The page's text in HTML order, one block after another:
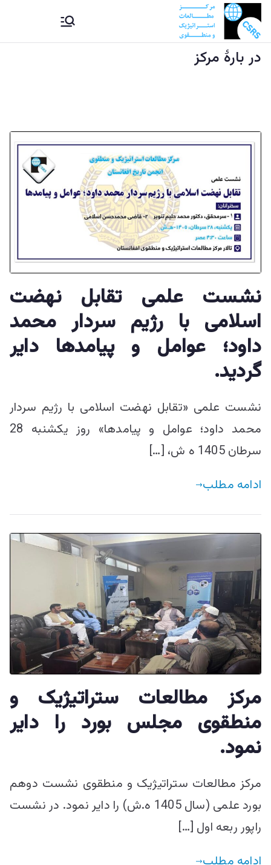
to
content
CSRS |
استراتیژيک
و منطقوی |
د
ستراتېژیکو
او سیمه
ییزو څېړنو
مرکز
مرکز مطالعات استراتیژيک و
منطقوی دستراتېژیکو او
در بارۀ مرکز
نشست علمی تقابل نهضت
اسلامی با رژیم سردار محمد
داود؛ عوامل و پیامدها دایر
گردید.
نشست علمی «تقابل نهضت اسلامی با رژیم سردار
محمد داود؛ عوامل و پیامدها» روز يکشنبه 28
سرطان 1405 ه ش، […]
ادامه مطلب
مرکز مطالعات ستراتیژیک و
منطقوی مجلس بورد را دایر
نمود.
مرکز مطالعات ستراتیژیک و منطقوی نشست دوهم
بورد علمی (سال 1405 ه.ش) را دایر نمود. در نشست
راپور ربعه اول […]